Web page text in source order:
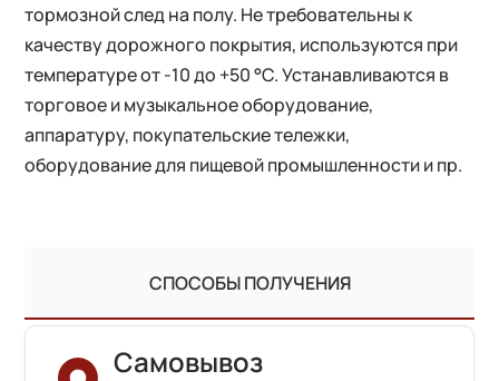
тормозной след на полу. Не требовательны к
качеству дорожного покрытия, используются при
температуре от -10 до +50 °С. Устанавливаются в
торговое и музыкальное оборудование,
аппаратуру, покупательские тележки,
оборудование для пищевой промышленности и пр.
СПОСОБЫ ПОЛУЧЕНИЯ
Самовывоз